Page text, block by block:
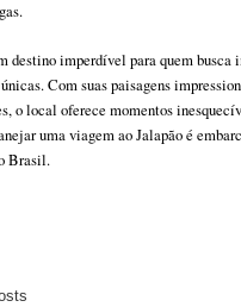
destino imperdível para quem busca
Com suas paisagens
o local oferece momentos
uma viagem ao Jalapão é
Brasil.